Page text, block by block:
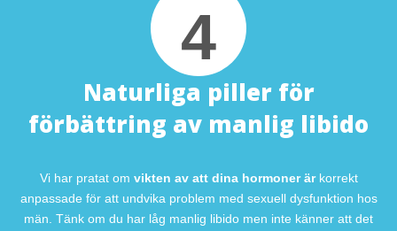
4
Naturliga piller för
förbättring av manlig libido
Vi har pratat om vikten av att dina hormoner ärkorrekt
anpassade för att undvika problem med sexuell dysfunktion hos
män. Tänk om du har låg manlig libido men inte känner att det